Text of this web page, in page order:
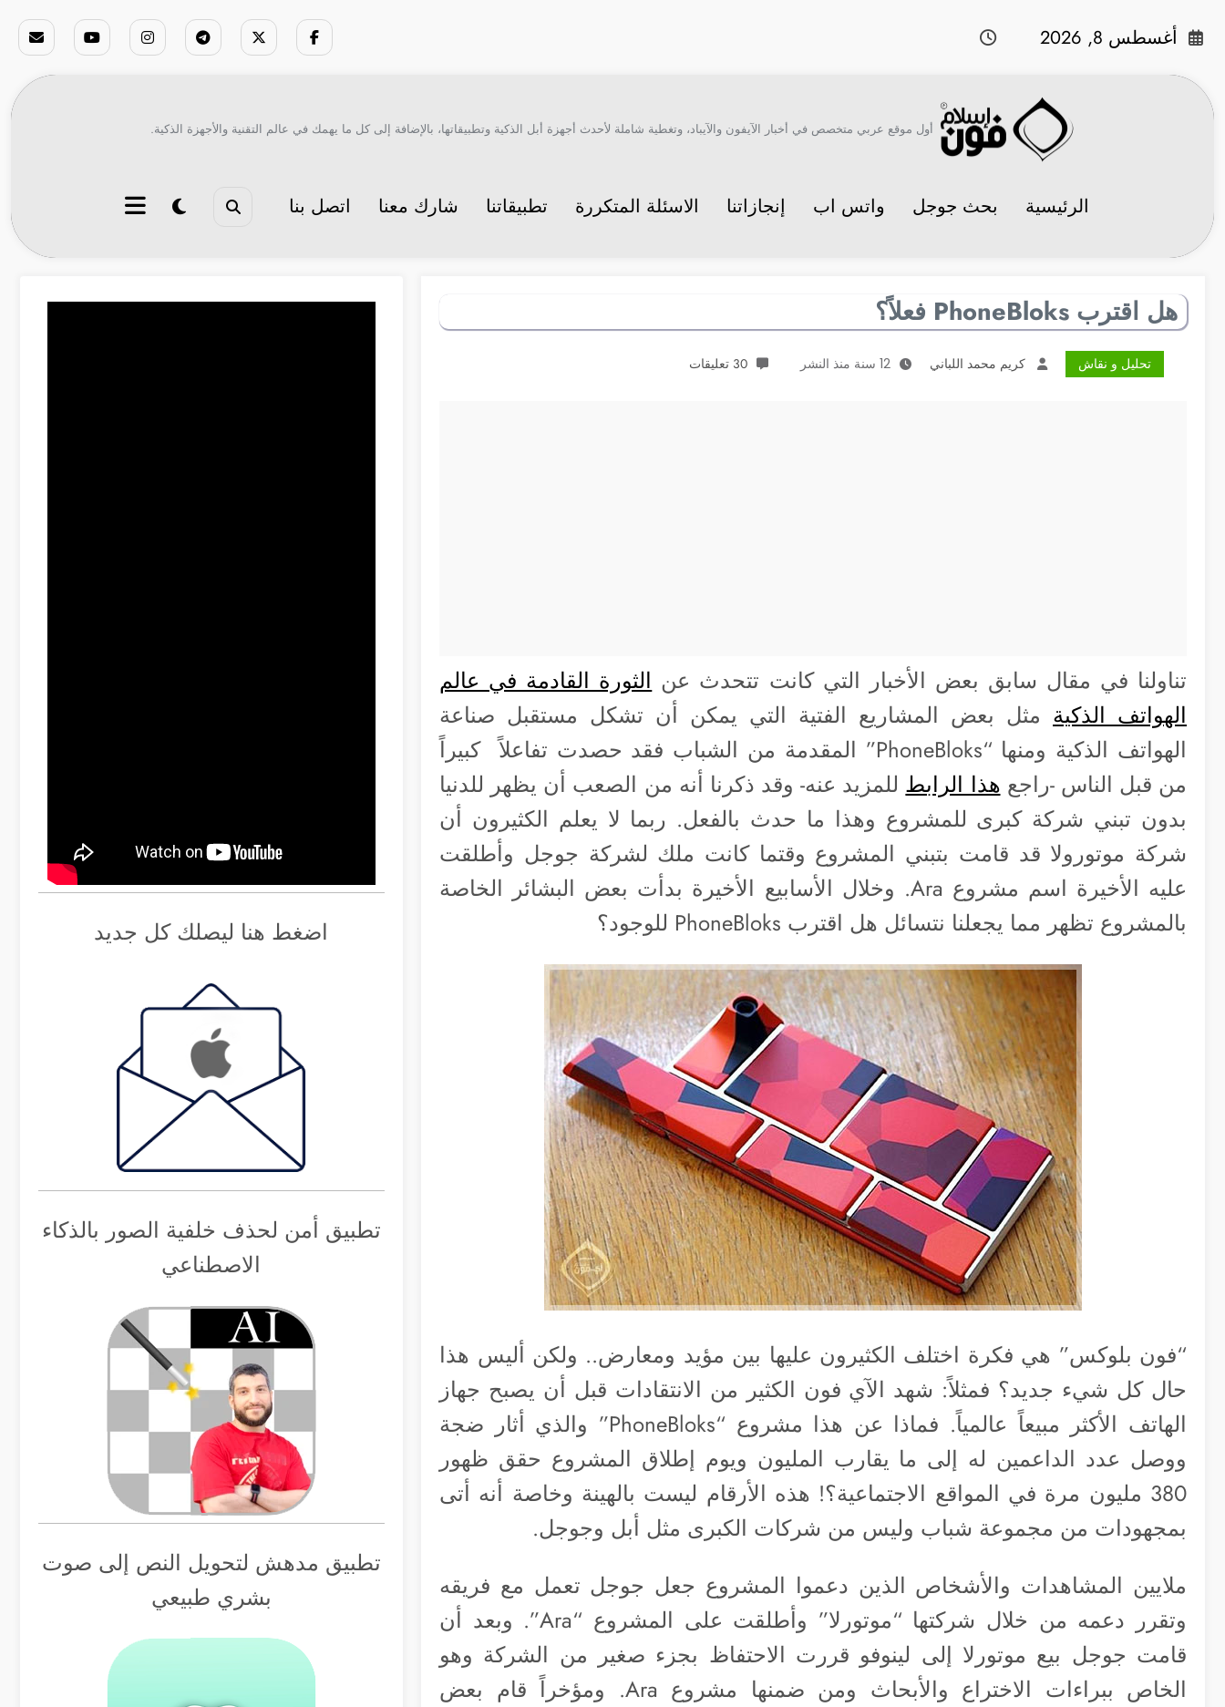
أغسطس 8, 2026
أول موقع عربي متخصص في أخبار الآيفون والآيباد، وتغطية شاملة لأحدث أجهزة أبل الذكية وتطبيقاتها، بالإضافة إلى كل ما يهمك في عالم التقنية والأجهزة الذكية.
الرئيسية بحث جوجل واتس اب إنجازاتنا الاسئلة المتكررة تطبيقاتنا شارك معنا اتصل بنا
هل اقترب PhoneBloks فعلاً؟
تحليل و نقاش كريم محمد اللباني 12 سنة منذ النشر 30 تعليقات
تناولنا في مقال سابق بعض الأخبار التي كانت تتحدث عن الثورة القادمة في عالم
الهواتف الذكية مثل بعض المشاريع الفتية التي يمكن أن تشكل مستقبل صناعة
الهواتف الذكية ومنها “PhoneBloks” المقدمة من الشباب فقد حصدت تفاعلاً كبيراً
من قبل الناس -راجع هذا الرابط للمزيد عنه- وقد ذكرنا أنه من الصعب أن يظهر للدنيا
بدون تبني شركة كبرى للمشروع وهذا ما حدث بالفعل. ربما لا يعلم الكثيرون أن
شركة موتورولا قد قامت بتبني المشروع وقتما كانت ملك لشركة جوجل وأطلقت
عليه الأخيرة اسم مشروع Ara. وخلال الأسابيع الأخيرة بدأت بعض البشائر الخاصة
بالمشروع تظهر مما يجعلنا نتسائل هل اقترب PhoneBloks للوجود؟
“فون بلوكس” هي فكرة اختلف الكثيرون عليها بين مؤيد ومعارض.. ولكن أليس هذا
حال كل شيء جديد؟ فمثلاً: شهد الآي فون الكثير من الانتقادات قبل أن يصبح جهاز
الهاتف الأكثر مبيعاً عالمياً. فماذا عن هذا مشروع “PhoneBloks” والذي أثار ضجة
ووصل عدد الداعمين له إلى ما يقارب المليون ويوم إطلاق المشروع حقق ظهور
380 مليون مرة في المواقع الاجتماعية؟! هذه الأرقام ليست بالهينة وخاصة أنه أتى
بمجهودات من مجموعة شباب وليس من شركات الكبرى مثل أبل وجوجل.
ملايين المشاهدات والأشخاص الذين دعموا المشروع جعل جوجل تعمل مع فريقه
وتقرر دعمه من خلال شركتها “موتورلا” وأطلقت على المشروع “Ara”. وبعد أن
قامت جوجل بيع موتورلا إلى لينوفو قررت الاحتفاظ بجزء صغير من الشركة وهو
الخاص ببراءات الاختراع والأبحاث ومن ضمنها مشروع Ara. ومؤخراً قام بعض
اضغط هنا ليصلك كل جديد
تطبيق أمن لحذف خلفية الصور بالذكاء
الاصطناعي
تطبيق مدهش لتحويل النص إلى صوت
بشري طبيعي